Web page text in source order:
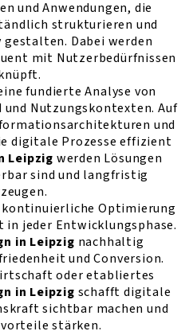
und Anwendungen, die
strukturieren und
Dabei werden
mit Nutzerbedürfnissen
fundierte Analyse von
Nutzungskontexten. Auf
und
digitale Prozesse effizient
Leipzig werden Lösungen
sind und langfristig
Optimierung
jeder Entwicklungsphase.
in Leipzig nachhaltig
und Conversion.
oder etabliertes
in Leipzig schafft digitale
sichtbar machen und
stärken.